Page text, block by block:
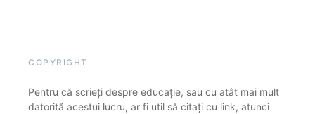
COPYRIGHT
Pentru că scrieți despre educație, sau cu atât mai mult
datorită acestui lucru, ar fi util să citați cu link, atunci